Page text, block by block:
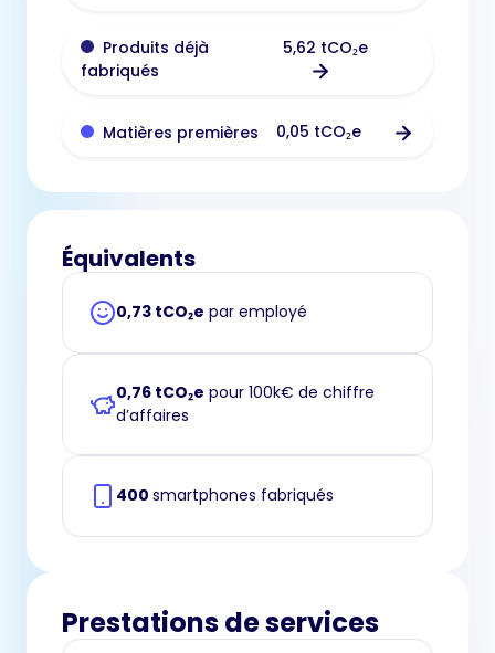
Produits déjà
fabriqués
5,62 tCO₂e
Matières premières 0,05 tCO₂e
Équivalents
0,73 tCO₂e par employé
0,76 tCO₂e pour 100k€ de chiffre
d’affaires
400 smartphones fabriqués
Prestations de services